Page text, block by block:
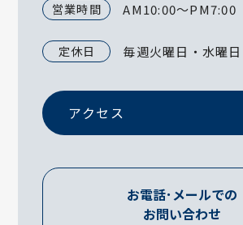
営業時間 AM10:00～PM7:00
定休日 毎週火曜日・水曜日
アクセス
お電話･メールでの
お問い合わせ